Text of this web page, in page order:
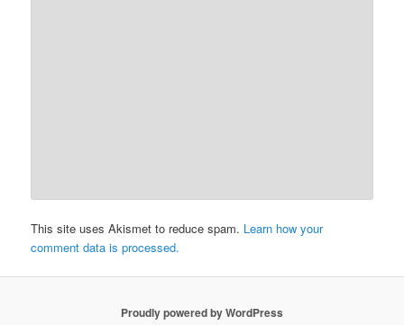
This site uses Akismet to reduce spam. Learn how your
comment data is processed.
Proudly powered by WordPress